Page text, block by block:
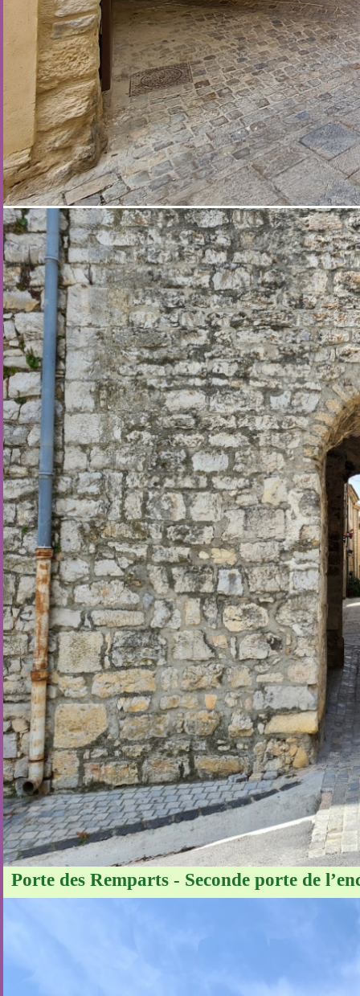
Porte des Remparts - Seconde porte de